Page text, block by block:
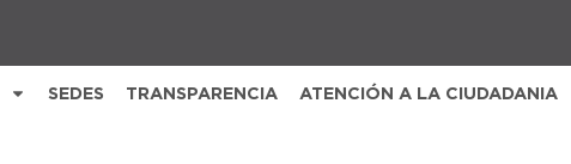
SEDES TRANSPARENCIA ATENCIÓN A LA CIUDADANIA